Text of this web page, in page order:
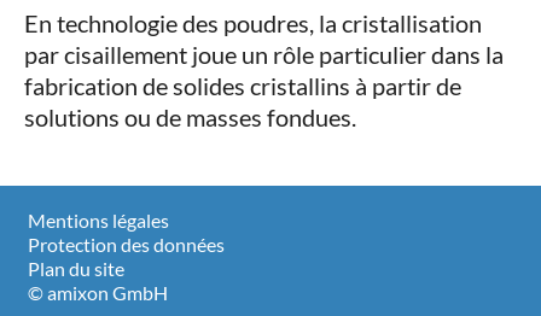
En technologie des poudres, la cristallisation
par cisaillement joue un rôle particulier dans la
fabrication de solides cristallins à partir de
solutions ou de masses fondues.
Mentions légales
Protection des données
Plan du site
© amixon GmbH